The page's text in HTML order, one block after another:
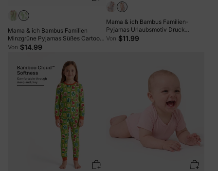
Mama & ich Bambus Familien
Minzgrüne Pyjamas Süßes Cartoon
Essen Thema Print Kurzarm & Lange
Pyjama Set (Enganliegend für
Kinder) Hellblau
Von $14.99
Mama & ich Bambus Familien-
Pyjamas Urlaubsmotiv Druck
Kurzarm passendes Pyjama-Set
Von $11.99